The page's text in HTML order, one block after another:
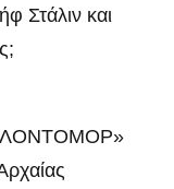
Στάλιν και